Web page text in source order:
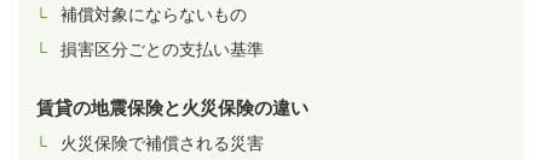
補償対象にならないもの
損害区分ごとの支払い基準
賃貸の地震保険と火災保険の違い
火災保険で補償される災害